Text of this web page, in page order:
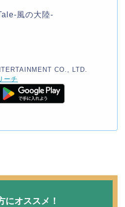
風の大陸-
CO., LTD.
ーチ
にオススメ！